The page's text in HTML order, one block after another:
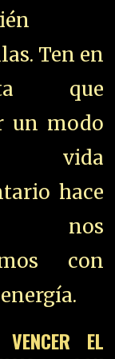
Ten en
que
un modo
vida
hace
nos
con
VENCER EL